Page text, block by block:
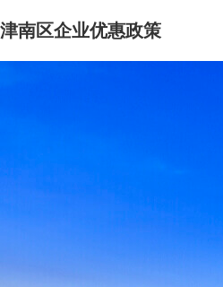
津南区企业优惠政策